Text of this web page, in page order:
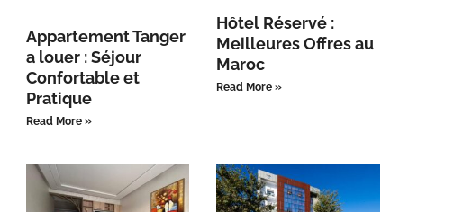
Appartement Tanger
a louer : Séjour
Confortable et
Pratique
Read More »
Hôtel Réservé :
Meilleures Offres au
Maroc
Read More »